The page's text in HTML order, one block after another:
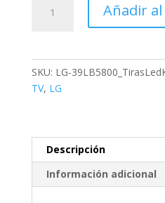
39LB5800_TirasLedKit,
Innotek
39''_B
type
Rev0.1_14.01.07,Utilizado
Añadir
SKU: LG-
TV, LG
Descripción
Información adicional